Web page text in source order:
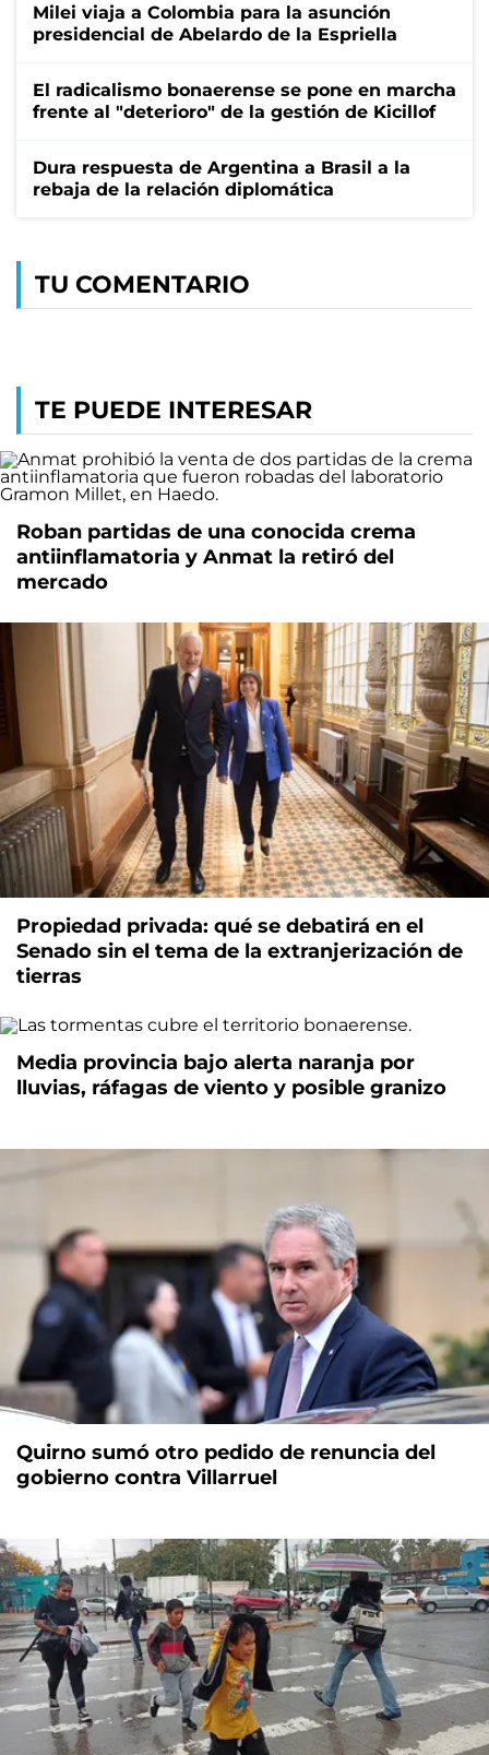
Milei viaja a Colombia para la asunción
presidencial de Abelardo de la Espriella
El radicalismo bonaerense se pone en marcha
frente al "deterioro" de la gestión de Kicillof
Dura respuesta de Argentina a Brasil a la
rebaja de la relación diplomática
TU COMENTARIO
TE PUEDE INTERESAR
Roban partidas de una conocida crema
antiinflamatoria y Anmat la retiró del
mercado
Propiedad privada: qué se debatirá en el
Senado sin el tema de la extranjerización de
tierras
Media provincia bajo alerta naranja por
lluvias, ráfagas de viento y posible granizo
Quirno sumó otro pedido de renuncia del
gobierno contra Villarruel